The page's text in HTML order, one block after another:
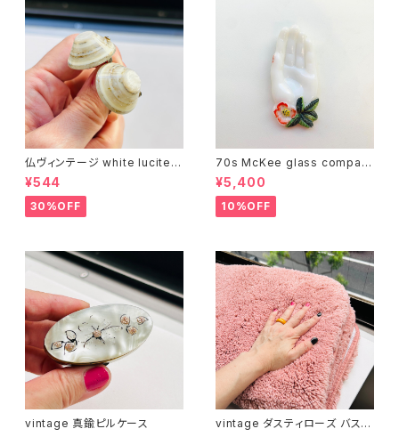
仏ヴィンテージ white lucite c
onfetti 山型イヤリング
¥544
30%OFF
70s McKee glass compan
y ハンドペイントハンド小皿
（赤）
¥5,400
10%OFF
vintage 真鍮ピルケース
vintage ダスティローズ バスマ